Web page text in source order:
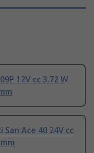
12V cc 3.72 W
Ace 40 24V cc